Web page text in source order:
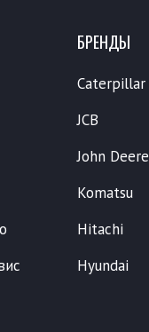
БРЕНДЫ
Caterpillar
JCB
John Deere
Komatsu
Hitachi
Hyundai